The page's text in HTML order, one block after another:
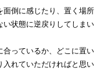
面倒に感じたり、置く場所
い状態に逆戻りしてしまい
合っているか、どこに置い
入れていただければと思い